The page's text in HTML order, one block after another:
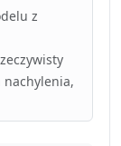
z
nachylenia,